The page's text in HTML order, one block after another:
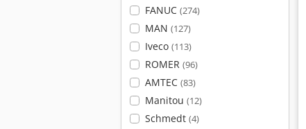
FANUC (274)
MAN (127)
Iveco (113)
ROMER (96)
AMTEC (83)
Manitou (12)
Schmedt (4)